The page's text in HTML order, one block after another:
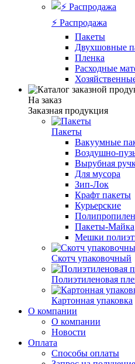
⚡️ Распродажа
Пакеты
Двухшовные
Пленка
Расходные
На заказ
Заказная продукция
Пакеты
Вакуумные
Воздушно-
Вырубная
Для мусора
Зип-Лок
Крафт пакеты
Курьерские
Пакеты-Майка
Мешки
Скотч упаковочный
Полиэтиленовая
Картонная упаковка
О компании
О компании
Новости
Оплата
Способы оплаты